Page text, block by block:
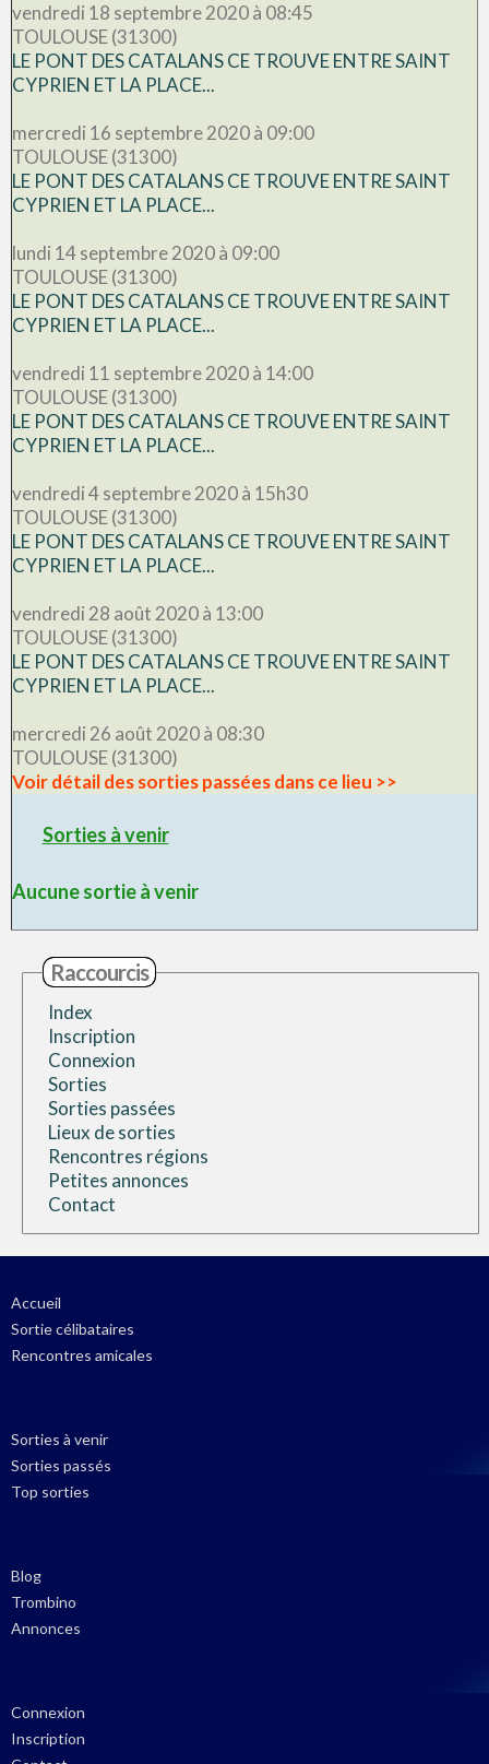
vendredi 18 septembre 2020 à 08:45
TOULOUSE (31300)
LE PONT DES CATALANS CE TROUVE ENTRE SAINT
CYPRIEN ET LA PLACE...
mercredi 16 septembre 2020 à 09:00
TOULOUSE (31300)
LE PONT DES CATALANS CE TROUVE ENTRE SAINT
CYPRIEN ET LA PLACE...
lundi 14 septembre 2020 à 09:00
TOULOUSE (31300)
LE PONT DES CATALANS CE TROUVE ENTRE SAINT
CYPRIEN ET LA PLACE...
vendredi 11 septembre 2020 à 14:00
TOULOUSE (31300)
LE PONT DES CATALANS CE TROUVE ENTRE SAINT
CYPRIEN ET LA PLACE...
vendredi 4 septembre 2020 à 15h30
TOULOUSE (31300)
LE PONT DES CATALANS CE TROUVE ENTRE SAINT
CYPRIEN ET LA PLACE...
vendredi 28 août 2020 à 13:00
TOULOUSE (31300)
LE PONT DES CATALANS CE TROUVE ENTRE SAINT
CYPRIEN ET LA PLACE...
mercredi 26 août 2020 à 08:30
TOULOUSE (31300)
Voir détail des sorties passées dans ce lieu >>
Sorties à venir
Aucune sortie à venir
Raccourcis
Index
Inscription
Connexion
Sorties
Sorties passées
Lieux de sorties
Rencontres régions
Petites annonces
Contact
Accueil
Sortie célibataires
Rencontres amicales
Sorties à venir
Sorties passés
Top sorties
Blog
Trombino
Annonces
Connexion
Inscription